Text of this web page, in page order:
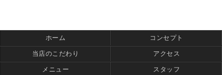
ホーム コンセプト
当店のこだわり アクセス
メニュー スタッフ